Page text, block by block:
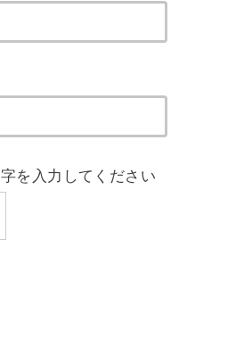
を入力してください